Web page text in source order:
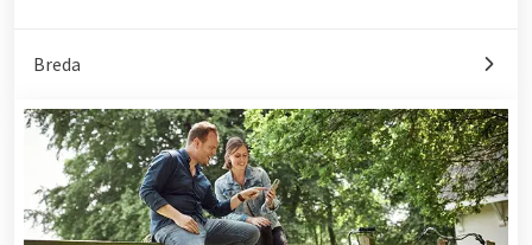
Breda